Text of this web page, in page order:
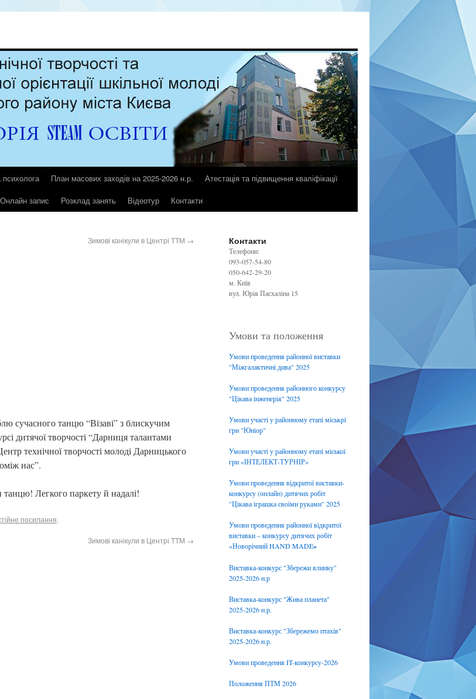
психолога План масових заходів на 2025-2026 н.р.
Атестація та підвищення кваліфікації
Онлайн запис Розклад занять Відеотур Контакти
Зимові канікули в Центрі ТТМ →
сучасного танцю “Візаві” з блискучим
дитячої творчості “Дарниця талантами
технічної творчості молоді Дарницького
нас”.
Легкого паркету й надалі!
посилання.
Зимові канікули в Центрі ТТМ →
Контакти
Телефони:
093-057-54-80
050-642-29-20
м. Київ
вул. Юрія Пасхаліна 15
Умови та положення
Умови проведення районної виставки
"Міжгалактичні дива" 2025
Умови проведення районного конкурсу
"Цікава інженерія" 2025
Умови участі у районному етапі міськрї
гри "Юніор"
Умови участі у районному етапі міської
гри «ІНТЕЛЕКТ-ТУРНІР»
Умови проведення відкритої виставки-
конкурсу (онлайн) дитячих робіт
"Цікава іграшка своїми руками" 2025
Умови проведення районної відкритої
виставки – конкурсу дитячих робіт
«Новорічний HAND MADE»
Виставка-конкурс "Збережи ялинку"
2025-2026 н.р
Виставка-конкурс "Жива планета"
2025-2026 н.р.
Виставка-конкурс "Збережемо птахів"
2025-2026 н.р.
Умови проведення IT-конкурсу-2026
Положення ПТМ 2026